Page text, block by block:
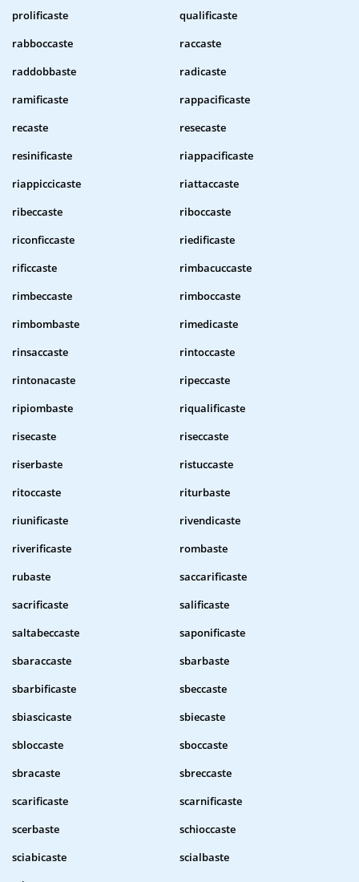
prolificaste
qualificaste
rabboccaste
raccaste
raddobbaste
radicaste
ramificaste
rappacificaste
recaste
resecaste
resinificaste
riappacificaste
riappiccicaste
riattaccaste
ribeccaste
riboccaste
riconficcaste
riedificaste
rificcaste
rimbacuccaste
rimbeccaste
rimboccaste
rimbombaste
rimedicaste
rinsaccaste
rintoccaste
rintonacaste
ripeccaste
ripiombaste
riqualificaste
risecaste
riseccaste
riserbaste
ristuccaste
ritoccaste
riturbaste
riunificaste
rivendicaste
riverificaste
rombaste
rubaste
saccarificaste
sacrificaste
salificaste
saltabeccaste
saponificaste
sbaraccaste
sbarbaste
sbarbificaste
sbeccaste
sbiascicaste
sbiecaste
sbloccaste
sboccaste
sbracaste
sbreccaste
scarificaste
scarnificaste
scerbaste
schioccaste
sciabicaste
scialbaste